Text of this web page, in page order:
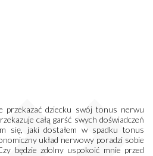
przekazać dziecku swój tonus nerwu
całą garść swych doświadczeń
się, jaki dostałem w spadku tonus
układ nerwowy poradzi sobie
będzie zdolny uspokoić mnie przed